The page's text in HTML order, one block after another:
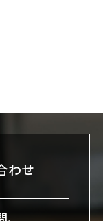
わせ